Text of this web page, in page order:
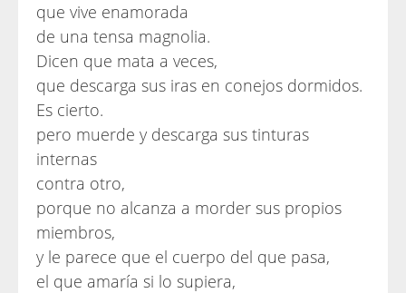
que vive enamorada
de una tensa magnolia.
Dicen que mata a veces,
que descarga sus iras en conejos dormidos.
Es cierto.
pero muerde y descarga sus tinturas
internas
contra otro,
porque no alcanza a morder sus propios
miembros,
y le parece que el cuerpo del que pasa,
el que amaría si lo supiera,